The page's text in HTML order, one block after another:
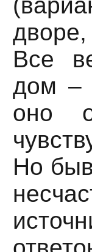
дворе,
Все
дом –
оно
Но